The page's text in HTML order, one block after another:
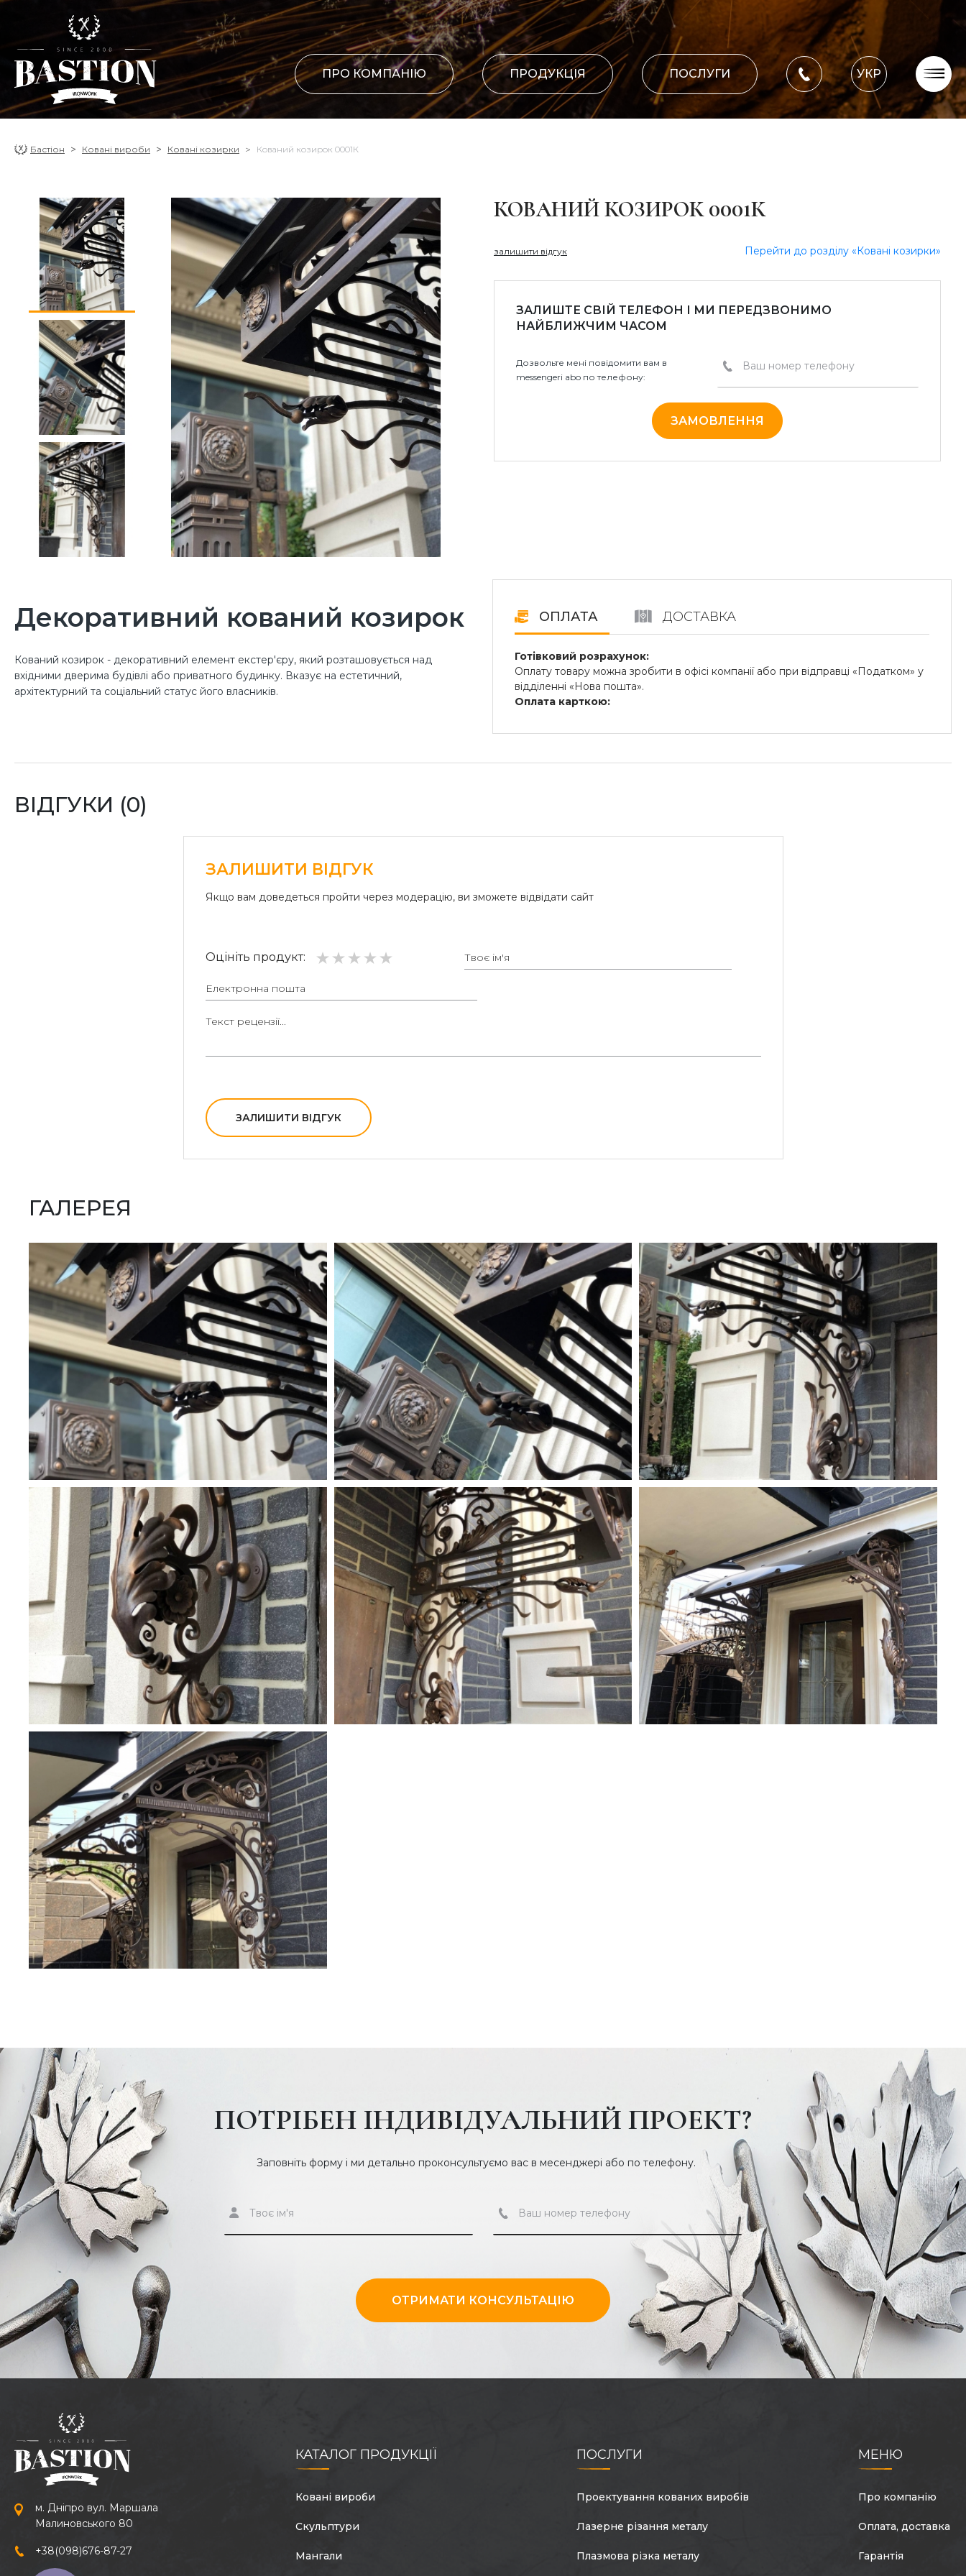
ПРО КОМПАНІЮ ПРОДУКЦІЯ ПОСЛУГИ УКР
Про компанію
Бастіон Ковані вироби Ковані козирки Кований козирок 0001К
КОВАНИЙ КОЗИРОК 0001К
залишити відгук Перейти до розділу «Ковані козирки»
ЗАЛИШТЕ СВІЙ ТЕЛЕФОН І МИ ПЕРЕДЗВОНИМО
НАЙБЛИЖЧИМ ЧАСОМ
Дозвольте мені повідомити вам в
messengeri abo по телефону:
ЗАМОВЛЕННЯ
Декоративний кований козирок
Кований козирок - декоративний елемент екстер'єру, який розташовується над
вхідними дверима будівлі або приватного будинку. Вказує на естетичний,
архітектурний та соціальний статус його власників.
Існує безліч кованих козирків, доступних від виробника ГДК «Бастіон». Деякі з них
використовуємо матеріали преміум-класу від відомих виробників для створення цих
унікальних кованих виробів.
Функціональність та
У кованого козирка багато функцій. Він захищає ганок від опадів та негоди. Він також є
Проектування козирка необхідне з висоти дверей та ганку, перед входом до будівлі.
Якщо ви коли-небудь задавалися питанням, як виготовляються ковані козирки,
відповідь проста — вони виготовляються з товстої металевої смуги, яка приблизно в
факторів. В результаті він буде добре виглядати більше 15-ти років, а ціна кованого
козирка окупиться багаторазово.
ОПЛАТА ДОСТАВКА
Готівковий розрахунок:
Оплату товару можна зробити в офісі компанії або при відправці «Податком» у
відділенні «Нова пошта».
Оплата карткою:
платіжні термінали) та «Райффайзен Банк Аваль»
Безготівкова плата на розрахунковий рахунок.
ВІДГУКИ (0)
ЗАЛИШИТИ ВІДГУК
Якщо вам доведеться пройти через модерацію, ви зможете відвідати сайт
Оцініть продукт:
ЗАЛИШИТИ ВІДГУК
ГАЛЕРЕЯ
ПОТРІБЕН ІНДИВІДУАЛЬНИЙ ПРОЕКТ?
Заповніть форму і ми детально проконсультуємо вас в месенджері або по телефону.
ОТРИМАТИ КОНСУЛЬТАЦІЮ
м. Дніпро вул. Маршала
Малиновського 80
+38(098)676-87-27
КАТАЛОГ ПРОДУКЦІЇ
Ковані вироби
Скульптури
Мангали
ПОСЛУГИ
Проектування кованих виробів
Лазерне різання металу
Плазмова різка металу
МЕНЮ
Про компанію
Оплата, доставка
Гарантія